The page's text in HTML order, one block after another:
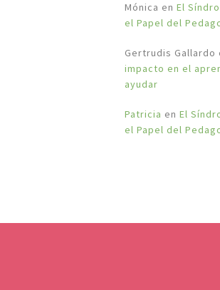
Mónica enEl
el Papel del
Gertrudis Gallardo
impacto en el
ayudar
Patricia enEl
el Papel del